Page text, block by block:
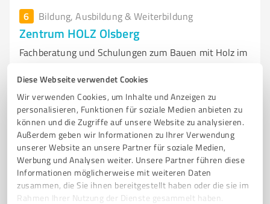
Diese Webseite verwendet Cookies
Wir verwenden Cookies, um Inhalte und Anzeigen zu
personalisieren, Funktionen für soziale Medien anbieten zu
können und die Zugriffe auf unsere Website zu analysieren.
Außerdem geben wir Informationen zu Ihrer Verwendung
unserer Website an unsere Partner für soziale Medien,
Werbung und Analysen weiter. Unsere Partner führen diese
Informationen möglicherweise mit weiteren Daten
zusammen, die Sie ihnen bereitgestellt haben oder die sie im
Rahmen Ihrer Nutzung der Dienste gesammelt haben.
6 Bildung, Ausbildung & Weiterbildung
Zentrum HOLZ Olsberg
Fachberatung und Schulungen zum Bauen mit Holz im
WISSENSTRANSFER OLSBERG HOLZVERARBEITUNG
MODERNE TECHNOLOGIEN ÖFFENTLICHE BAUHERREN
PRIVATE BAUHERREN VERANSTALTUNGEN NETWORKING
Carlsauestraße 91A, 59939 Olsberg
Tel. 02962 802840 info@idee-nrw.de zentrum-holz.de/